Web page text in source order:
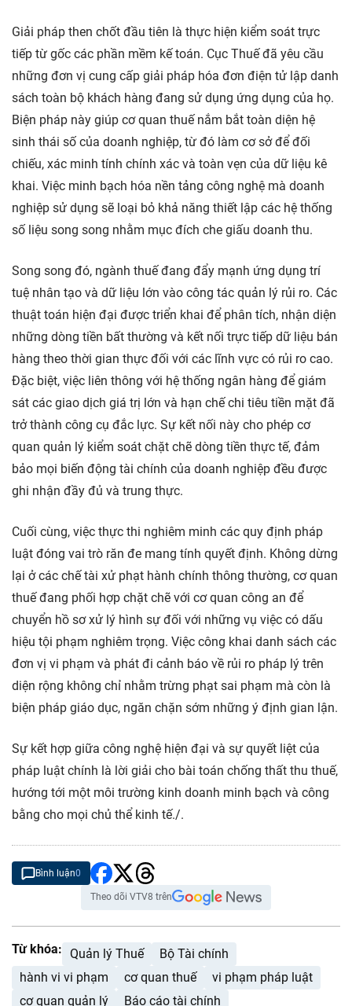
Giải pháp then chốt đầu tiên là thực hiện kiểm soát trực
tiếp từ gốc các phần mềm kế toán. Cục Thuế đã yêu cầu
những đơn vị cung cấp giải pháp hóa đơn điện tử lập danh
sách toàn bộ khách hàng đang sử dụng ứng dụng của họ.
Biện pháp này giúp cơ quan thuế nắm bắt toàn diện hệ
sinh thái số của doanh nghiệp, từ đó làm cơ sở để đối
chiếu, xác minh tính chính xác và toàn vẹn của dữ liệu kê
khai. Việc minh bạch hóa nền tảng công nghệ mà doanh
nghiệp sử dụng sẽ loại bỏ khả năng thiết lập các hệ thống
số liệu song song nhằm mục đích che giấu doanh thu.
Song song đó, ngành thuế đang đẩy mạnh ứng dụng trí
tuệ nhân tạo và dữ liệu lớn vào công tác quản lý rủi ro. Các
thuật toán hiện đại được triển khai để phân tích, nhận diện
những dòng tiền bất thường và kết nối trực tiếp dữ liệu bán
hàng theo thời gian thực đối với các lĩnh vực có rủi ro cao.
Đặc biệt, việc liên thông với hệ thống ngân hàng để giám
sát các giao dịch giá trị lớn và hạn chế chi tiêu tiền mặt đã
trở thành công cụ đắc lực. Sự kết nối này cho phép cơ
quan quản lý kiểm soát chặt chẽ dòng tiền thực tế, đảm
bảo mọi biến động tài chính của doanh nghiệp đều được
ghi nhận đầy đủ và trung thực.
Cuối cùng, việc thực thi nghiêm minh các quy định pháp
luật đóng vai trò răn đe mang tính quyết định. Không dừng
lại ở các chế tài xử phạt hành chính thông thường, cơ quan
thuế đang phối hợp chặt chẽ với cơ quan công an để
chuyển hồ sơ xử lý hình sự đối với những vụ việc có dấu
hiệu tội phạm nghiêm trọng. Việc công khai danh sách các
đơn vị vi phạm và phát đi cảnh báo về rủi ro pháp lý trên
diện rộng không chỉ nhằm trừng phạt sai phạm mà còn là
biện pháp giáo dục, ngăn chặn sớm những ý định gian lận.
Sự kết hợp giữa công nghệ hiện đại và sự quyết liệt của
pháp luật chính là lời giải cho bài toán chống thất thu thuế,
hướng tới một môi trường kinh doanh minh bạch và công
bằng cho mọi chủ thể kinh tế./.
Bình luận0
Theo dõi VTV8 trên
Từ khóa: Quản lý Thuế
Bộ Tài chính
hành vi vi phạm
cơ quan thuế
vi phạm pháp luật
cơ quan quản lý
Báo cáo tài chính